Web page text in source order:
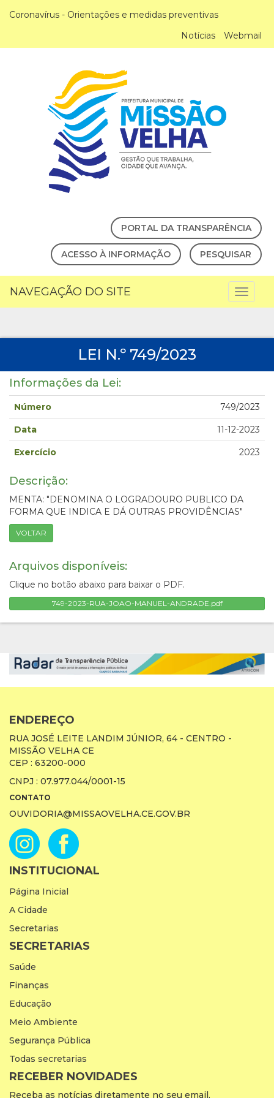
Coronavírus - Orientações e medidas preventivas
Notícias
Webmail
PORTAL DA TRANSPARÊNCIA
ACESSO À INFORMAÇÃO PESQUISAR
NAVEGAÇÃO DO SITE
LEI N.º 749/2023
Informações da Lei:
Número 749/2023
Data 11-12-2023
Exercício 2023
Descrição:
MENTA: "DENOMINA O LOGRADOURO PUBLICO DA
FORMA QUE INDICA E DÁ OUTRAS PROVIDÊNCIAS"
VOLTAR
Arquivos disponíveis:
Clique no botão abaixo para baixar o PDF.
749-2023-RUA-JOAO-MANUEL-ANDRADE.pdf
ENDEREÇO
RUA JOSÉ LEITE LANDIM JÚNIOR, 64 - CENTRO -
MISSÃO VELHA CE
CEP : 63200-000
CNPJ : 07.977.044/0001-15
CONTATO
OUVIDORIA@MISSAOVELHA.CE.GOV.BR
INSTITUCIONAL
Página Inicial
A Cidade
Secretarias
SECRETARIAS
Saúde
Finanças
Educação
Meio Ambiente
Segurança Pública
Todas secretarias
RECEBER NOVIDADES
Receba as notícias diretamente no seu email.